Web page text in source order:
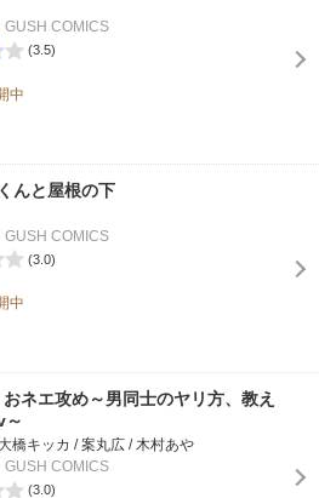
GUSH COMICS
(3.5)
中
んと屋根の下
GUSH COMICS
(3.0)
中
ネエ攻め～男同士のヤリ方、教え
～
橋キッカ / 案丸広 / 木村あや
GUSH COMICS
(3.0)